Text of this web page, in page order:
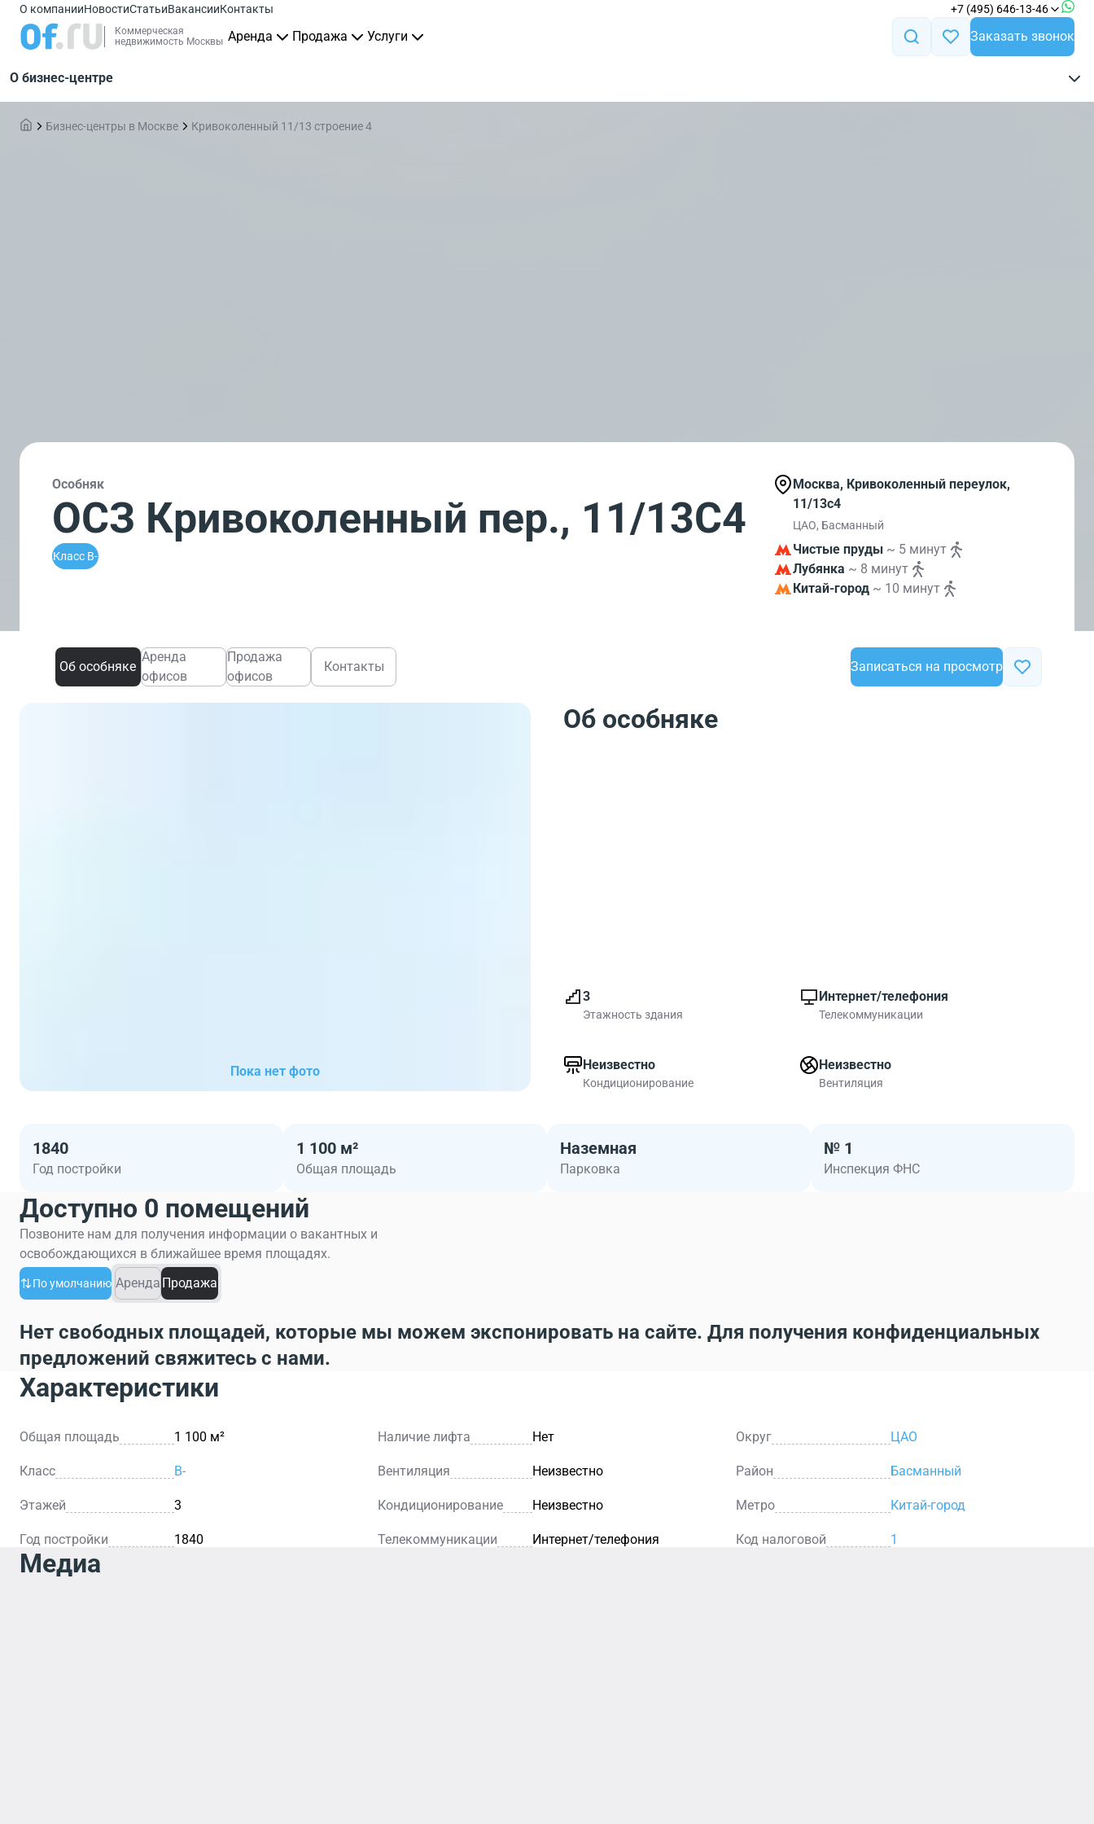
О компанииНовостиСтатьиВакансииКонтакты +7 (495) 646-13-46
Коммерческая
недвижимость Москвы Аренда Продажа Услуги Заказать звонок
О бизнес-центре
Бизнес-центры в Москве Кривоколенный 11/13 строение 4
Особняк
ОСЗ Кривоколенный пер., 11/13С4
Класс B-
Москва, Кривоколенный переулок,
11/13с4
ЦАО, Басманный
Чистые пруды ~ 5 минут
Лубянка ~ 8 минут
Китай-город ~ 10 минут
Об особняке
Аренда
офисов
Продажа
офисов
Контакты Записаться на просмотр
Пока нет фото
Об особняке
3
Этажность здания
Интернет/телефония
Телекоммуникации
Неизвестно
Кондиционирование
Неизвестно
Вентиляция
1840
Год постройки
1 100 м²
Общая площадь
Наземная
Парковка
№ 1
Инспекция ФНС
Доступно 0 помещений
Позвоните нам для получения информации о вакантных и
освобождающихся в ближайшее время площадях.
По умолчанию Аренда Продажа
Нет свободных площадей, которые мы можем экспонировать на сайте. Для получения конфиденциальных
предложений свяжитесь с нами.
Характеристики
Общая площадь 1 100 м² Наличие лифта Нет Округ ЦАО
Класс B- Вентиляция Неизвестно Район Басманный
Этажей 3 Кондиционирование Неизвестно Метро Китай-город
Год постройки 1840 Телекоммуникации Интернет/телефония Код налоговой 1
Медиа